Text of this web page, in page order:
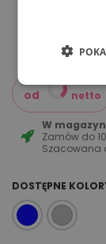
od netto
W
Zamów do
DOSTĘPNE